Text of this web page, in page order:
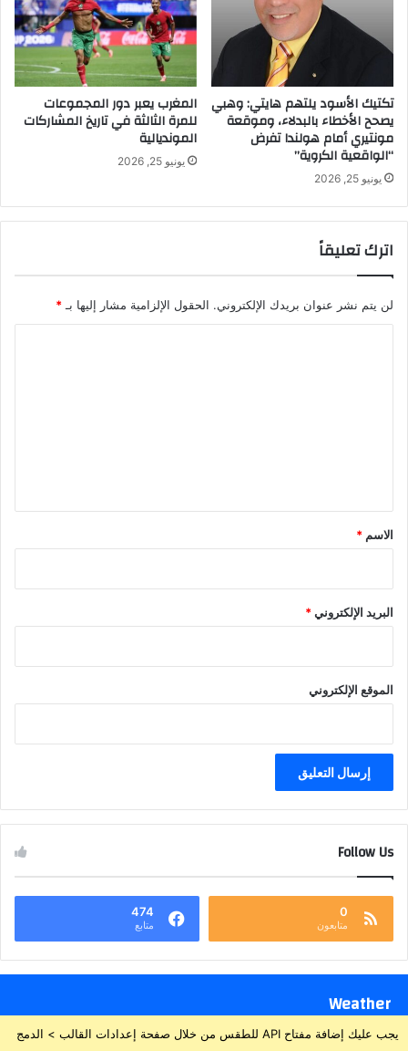
تكتيك الأسود يلتهم هايتي: وهبي
يصحح الأخطاء بالبدلاء، وموقعة
مونتيري أمام هولندا تفرض
“الواقعية الكروية”
يونيو 25, 2026
المغرب يعبر دور المجموعات
للمرة الثالثة في تاريخ المشاركات
المونديالية
يونيو 25, 2026
اترك تعليقاً
لن يتم نشر عنوان بريدك الإلكتروني. الحقول الإلزامية مشار إليها بـ *
*
الاسم *
البريد الإلكتروني*
الموقع الإلكتروني
Follow Us
0
متابعون
474
متابع
Weather
يجب عليك إضافة مفتاح API للطقس من خلال صفحة إعدادات القالب > الدمج